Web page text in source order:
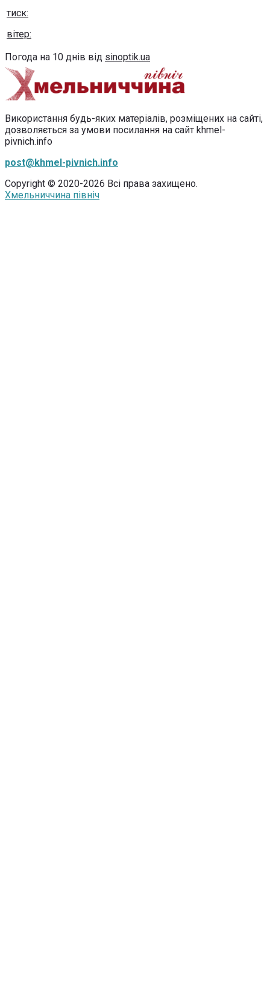
тиск:
вітер:
Погода на 10 днів від sinoptik.ua
Використання будь-яких матеріалів, розміщених на сайті,
дозволяється за умови посилання на сайт khmel-
pivnich.info
post@khmel-pivnich.info
Copyright © 2020-2026 Всі права захищено.
Хмельниччина північ